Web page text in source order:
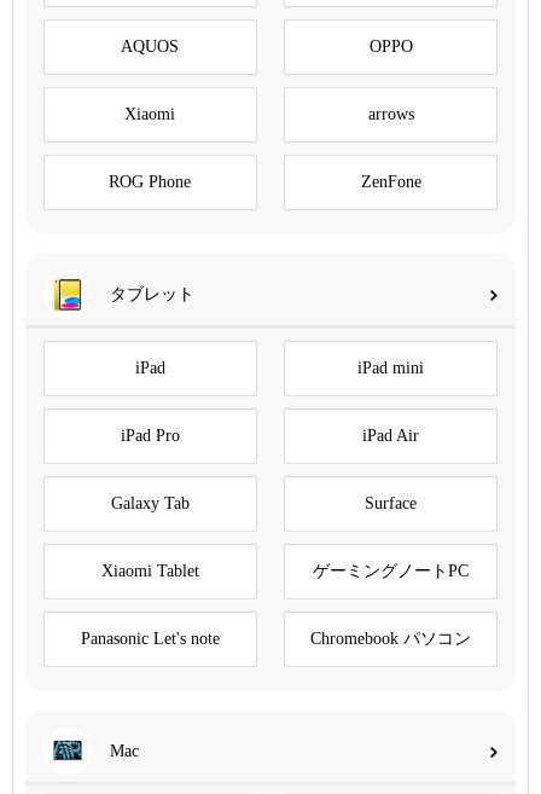
AQUOS OPPO
Xiaomi arrows
ROG Phone ZenFone
タブレット
iPad iPad mini
iPad Pro iPad Air
Galaxy Tab Surface
Xiaomi Tablet ゲーミングノートPC
Panasonic Let's note Chromebook パソコン
Mac